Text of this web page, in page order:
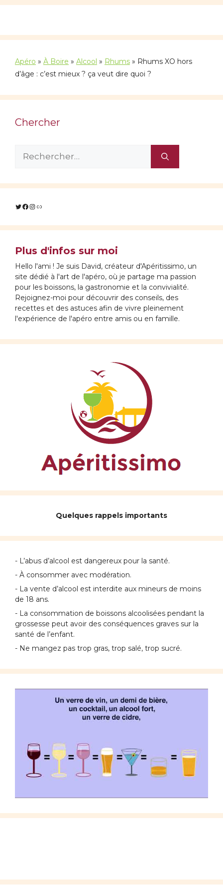
Apéro » À Boire » Alcool » Rhums » Rhums XO hors
d’âge : c’est mieux ? ça veut dire quoi ?
Chercher
Rechercher :
Twitter
Facebook
Instagram
Lien
Plus d'infos sur moi
Hello l'ami ! Je suis David, créateur d'Apéritissimo, un
site dédié à l'art de l'apéro, où je partage ma passion
pour les boissons, la gastronomie et la convivialité.
Rejoignez-moi pour découvrir des conseils, des
recettes et des astuces afin de vivre pleinement
l'expérience de l'apéro entre amis ou en famille.
Quelques rappels importants
- L’abus d’alcool est dangereux pour la santé.
- À consommer avec modération.
- La vente d’alcool est interdite aux mineurs de moins
de 18 ans.
- La consommation de boissons alcoolisées pendant la
grossesse peut avoir des conséquences graves sur la
santé de l’enfant.
- Ne mangez pas trop gras, trop salé, trop sucré.